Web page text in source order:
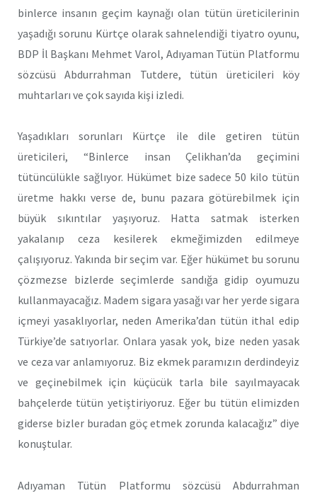
binlerce insanın geçim kaynağı olan tütün üreticilerinin
yaşadığı sorunu Kürtçe olarak sahnelendiği tiyatro oyunu,
BDP İl Başkanı Mehmet Varol, Adıyaman Tütün Platformu
sözcüsü Abdurrahman Tutdere, tütün üreticileri köy
muhtarları ve çok sayıda kişi izledi.
Yaşadıkları sorunları Kürtçe ile dile getiren tütün
üreticileri, “Binlerce insan Çelikhan’da geçimini
tütüncülükle sağlıyor. Hükümet bize sadece 50 kilo tütün
üretme hakkı verse de, bunu pazara götürebilmek için
büyük sıkıntılar yaşıyoruz. Hatta satmak isterken
yakalanıp ceza kesilerek ekmeğimizden edilmeye
çalışıyoruz. Yakında bir seçim var. Eğer hükümet bu sorunu
çözmezse bizlerde seçimlerde sandığa gidip oyumuzu
kullanmayacağız. Madem sigara yasağı var her yerde sigara
içmeyi yasaklıyorlar, neden Amerika’dan tütün ithal edip
Türkiye’de satıyorlar. Onlara yasak yok, bize neden yasak
ve ceza var anlamıyoruz. Biz ekmek paramızın derdindeyiz
ve geçinebilmek için küçücük tarla bile sayılmayacak
bahçelerde tütün yetiştiriyoruz. Eğer bu tütün elimizden
giderse bizler buradan göç etmek zorunda kalacağız” diye
konuştular.
Adıyaman Tütün Platformu sözcüsü Abdurrahman